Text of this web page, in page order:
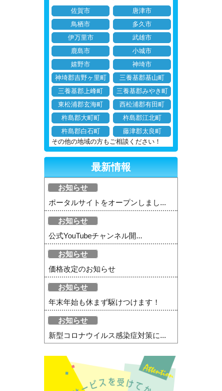
佐賀市
唐津市
鳥栖市
多久市
伊万里市
武雄市
鹿島市
小城市
嬉野市
神埼市
神埼郡吉野ヶ里町
三養基郡基山町
三養基郡上峰町
三養基郡みやき町
東松浦郡玄海町
西松浦郡有田町
杵島郡大町町
杵島郡江北町
杵島郡白石町
藤津郡太良町
その他の地域の方もご相談ください！
最新情報
お知らせ
ポータルサイトをオープンしまし...
お知らせ
公式YouTubeチャンネル開...
お知らせ
価格改定のお知らせ
お知らせ
年末年始も休まず駆けつけます！
お知らせ
新型コロナウイルス感染症対策に...